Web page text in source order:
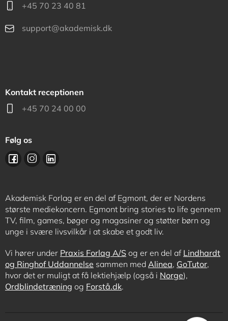
+45 70 23 40 81
support@akademisk.dk
Kontakt receptionen
+45 70 24 00 00
Følg os
Akademisk Forlag er en del af Egmont, der er Nordens
største mediekoncern. Egmont bring stories to life gennem
TV, film, games, bøger og magasiner og støtter børn og
unge i svære livsvilkår i at skabe et godt liv.
Vi hører under Praxis Forlag A/S og er en del af Lindhardt
og Ringhof Uddannelse sammen med Alinea, GoTutor,
hvor det er muligt at få lektiehjælp (også i Norge),
Ordblindetræning og Forstå.dk.